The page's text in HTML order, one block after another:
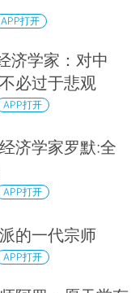
APP打开
济学家：对中
必过于悲观
APP打开
济学家罗默:全
APP打开
的一代宗师
APP打开